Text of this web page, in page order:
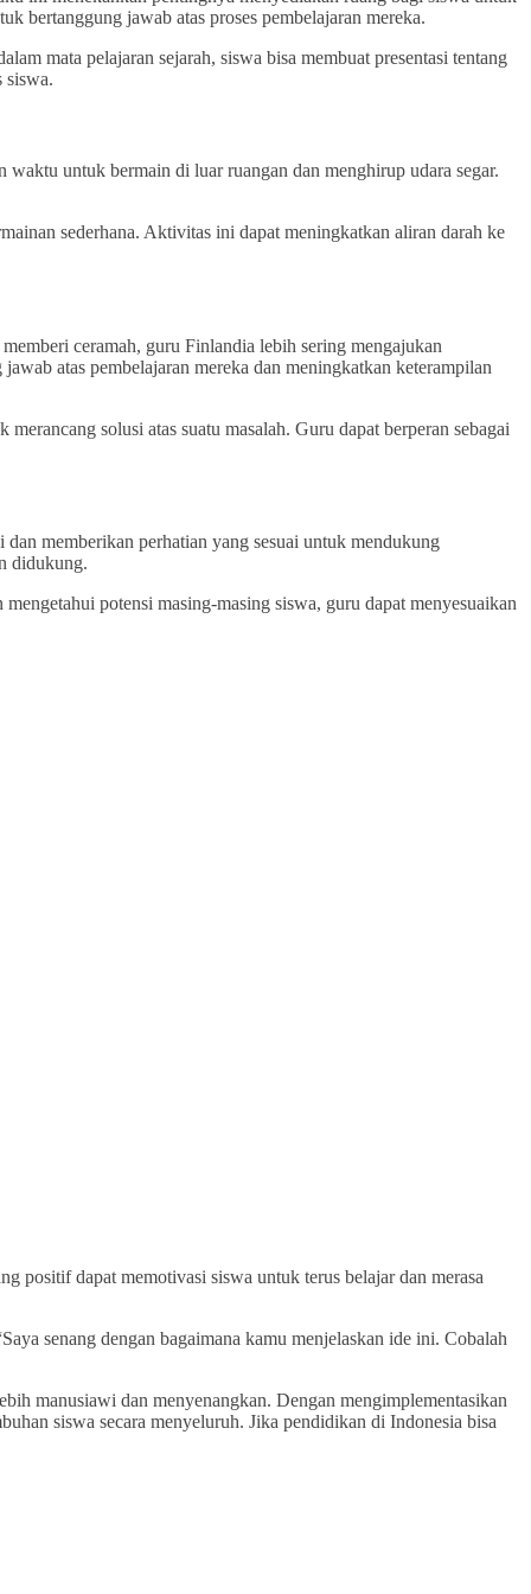
bertanggung jawab atas proses pembelajaran mereka.
mata pelajaran sejarah, siswa bisa membuat presentasi tentang
siswa.
untuk bermain di luar ruangan dan menghirup udara segar.
sederhana. Aktivitas ini dapat meningkatkan aliran darah ke
ceramah, guru Finlandia lebih sering mengajukan
atas pembelajaran mereka dan meningkatkan keterampilan
solusi atas suatu masalah. Guru dapat berperan sebagai
memberikan perhatian yang sesuai untuk mendukung
didukung.
potensi masing-masing siswa, guru dapat menyesuaikan
positif dapat memotivasi siswa untuk terus belajar dan merasa
senang dengan bagaimana kamu menjelaskan ide ini. Cobalah
manusiawi dan menyenangkan. Dengan mengimplementasikan
siswa secara menyeluruh. Jika pendidikan di Indonesia bisa